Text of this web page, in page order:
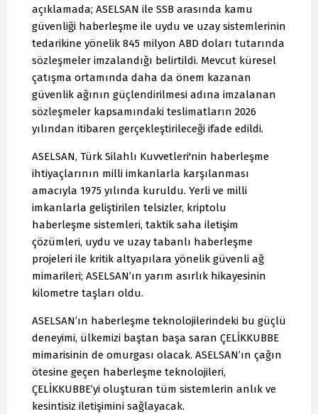
açıklamada; ASELSAN ile SSB arasında kamu
güvenliği haberleşme ile uydu ve uzay sistemlerinin
tedarikine yönelik 845 milyon ABD doları tutarında
sözleşmeler imzalandığı belirtildi. Mevcut küresel
çatışma ortamında daha da önem kazanan
güvenlik ağının güçlendirilmesi adına imzalanan
sözleşmeler kapsamındaki teslimatların 2026
yılından itibaren gerçekleştirileceği ifade edildi.
ASELSAN, Türk Silahlı Kuvvetleri'nin haberleşme
ihtiyaçlarının milli imkanlarla karşılanması
amacıyla 1975 yılında kuruldu. Yerli ve milli
imkanlarla geliştirilen telsizler, kriptolu
haberleşme sistemleri, taktik saha iletişim
çözümleri, uydu ve uzay tabanlı haberleşme
projeleri ile kritik altyapılara yönelik güvenli ağ
mimarileri; ASELSAN’ın yarım asırlık hikayesinin
kilometre taşları oldu.
ASELSAN’ın haberleşme teknolojilerindeki bu güçlü
deneyimi, ülkemizi baştan başa saran ÇELİKKUBBE
mimarisinin de omurgası olacak. ASELSAN’ın çağın
ötesine geçen haberleşme teknolojileri,
ÇELİKKUBBE’yi oluşturan tüm sistemlerin anlık ve
kesintisiz iletişimini sağlayacak.